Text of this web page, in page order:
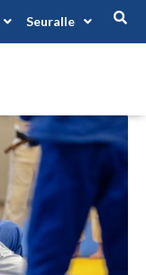
Seuralle